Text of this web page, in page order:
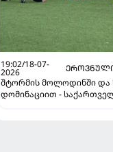
19:02/18-07-
2026
შტორმის მოლოდინში
დომინაციით -